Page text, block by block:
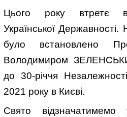
Цього року втретє
Української
було встановлено
Володимиром
до 30-річчя
2021 року в Києві.
Свято